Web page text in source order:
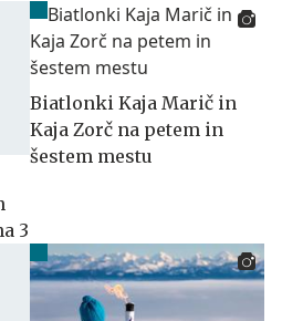
3
Biatlonki Kaja Marič in
Kaja Zorč na petem in
šestem mestu